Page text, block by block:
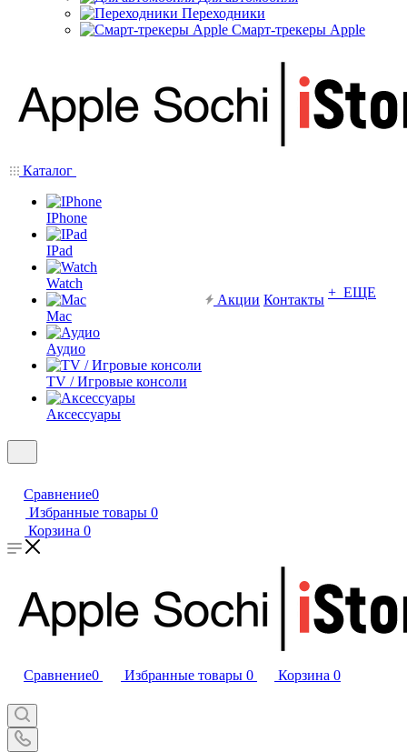
Переходники
Смарт-трекеры Apple
Каталог
IPhone
IPad
Watch
Mac
Аудио
TV / Игровые консоли
Аксессуары
Акции Контакты + ЕЩЕ
Сравнение0
Избранные товары 0
Корзина 0
Сравнение0 Избранные товары 0 Корзина 0